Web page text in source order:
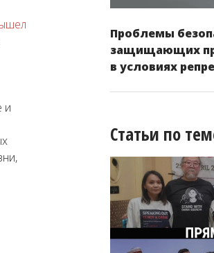
и
Проблемы
защищающих
в условиях
Статьи по